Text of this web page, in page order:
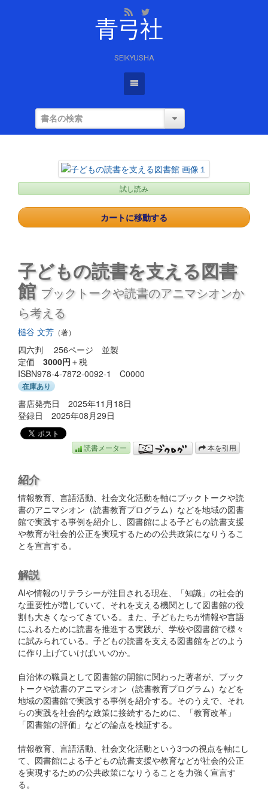
青弓社
SEIKYUSHA
試し読み
カートに移動する
子どもの読書を支える図書
館 ブックトークや読書のアニマシオンか
ら考える
槌谷 文芳 （著）
四六判 256ページ 並製
定価 3000円 ＋税
ISBN978-4-7872-0092-1 C0000
在庫あり
書店発売日 2025年11月18日
登録日 2025年08月29日
読書メーター 本を引用
紹介
情報教育、言語活動、社会文化活動を軸にブックトークや読
書のアニマシオン（読書教育プログラム）などを地域の図書
館で実践する事例を紹介し、図書館による子どもの読書支援
や教育が社会的公正を実現するための公共政策になりうるこ
とを宣言する。
解説
AIや情報のリテラシーが注目される現在、「知識」の社会的
な重要性が増していて、それを支える機関として図書館の役
割も大きくなってきている。また、子どもたちが情報や言語
にふれるために読書を推進する実践が、学校や図書館で様々
に試みられている。子どもの読書を支える図書館をどのよう
に作り上げていけばいいのか。
自治体の職員として図書館の開館に関わった著者が、ブック
トークや読書のアニマシオン（読書教育プログラム）などを
地域の図書館で実践する事例を紹介する。そのうえで、それ
らの実践を社会的な政策に接続するために、「教育改革」
「図書館の評価」などの論点を検証する。
情報教育、言語活動、社会文化活動という3つの視点を軸にし
て、図書館による子どもの読書支援や教育などが社会的公正
を実現するための公共政策になりうることを力強く宣言す
る。